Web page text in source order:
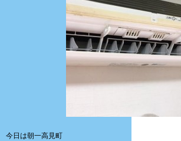
今日は朝一高見町